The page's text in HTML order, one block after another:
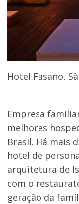
Hotel Fasano,
Empresa
melhores
Brasil. Há mais
hotel de
arquitetura de
com o
geração da